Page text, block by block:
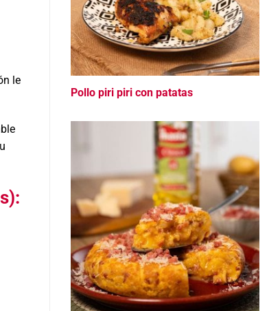
le
Pollo piri piri con patatas